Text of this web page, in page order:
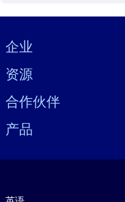
Visually hidden Text
企业
资源
合作伙伴
产品